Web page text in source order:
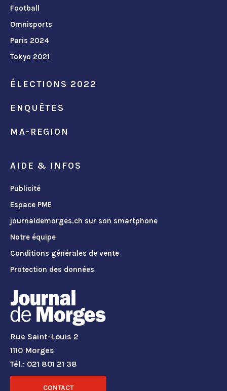
Football
Omnisports
Paris 2024
Tokyo 2021
ÉLECTIONS 2022
ENQUÊTES
MA-REGION
AIDE & INFOS
Publicité
Espace PME
journaldemorges.ch sur son smartphone
Notre équipe
Conditions générales de vente
Protection des données
Rue Saint-Louis 2
1110 Morges
Tél.: 021 801 21 38
CONTACT